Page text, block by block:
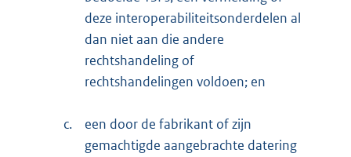
deze interoperabiliteitsonderdelen al
dan niet aan die andere
rechtshandeling of
rechtshandelingen voldoen; en
c.
een door de fabrikant of zijn
gemachtigde aangebrachte datering